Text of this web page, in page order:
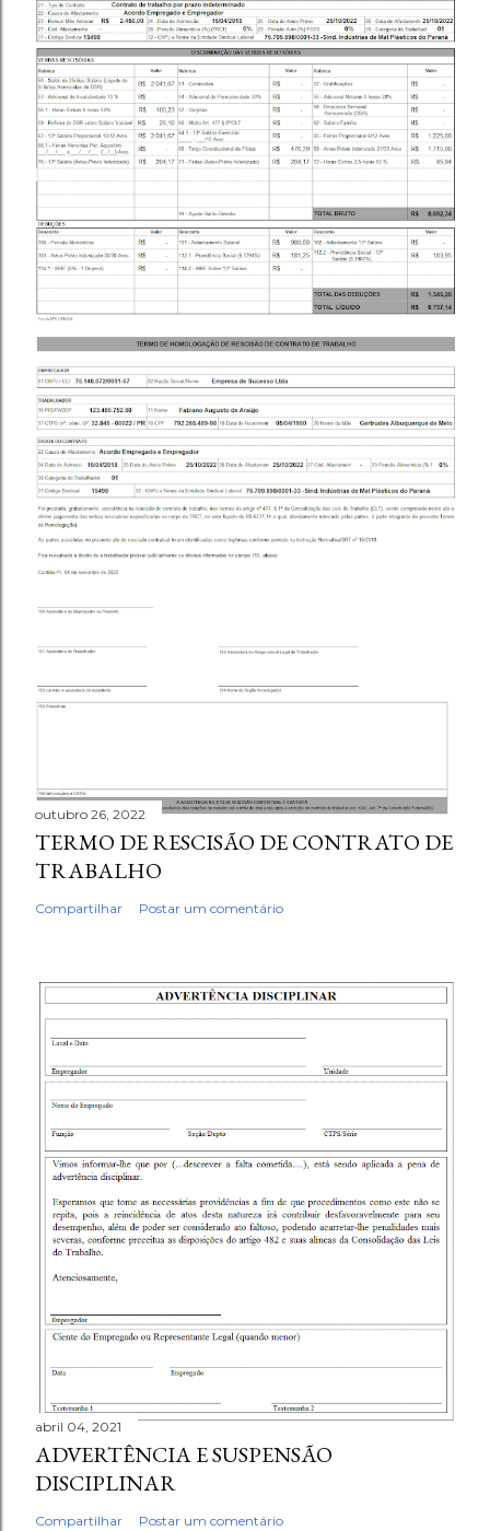
outubro 26, 2022
TERMO DE RESCISÃO DE CONTRATO DE
TRABALHO
Compartilhar Postar um comentário
abril 04, 2021
ADVERTÊNCIA E SUSPENSÃO
DISCIPLINAR
Compartilhar Postar um comentário